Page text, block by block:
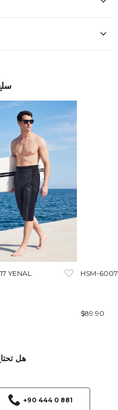
YENAL HSM-
$89.90
هل
+90 444 0 881